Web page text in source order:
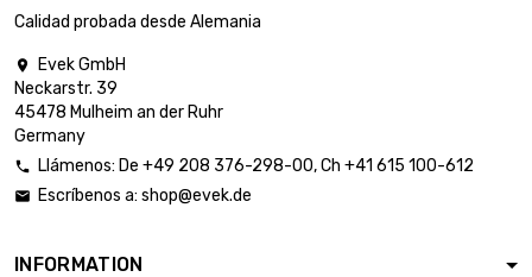
Calidad probada desde Alemania

Evek GmbH
Neckarstr. 39
45478 Mulheim an der Ruhr
Germany
 Llámenos: De +49 208 376-298-00, Ch +41 615 100-612
 Escríbenos a: shop@evek.de
INFORMATION